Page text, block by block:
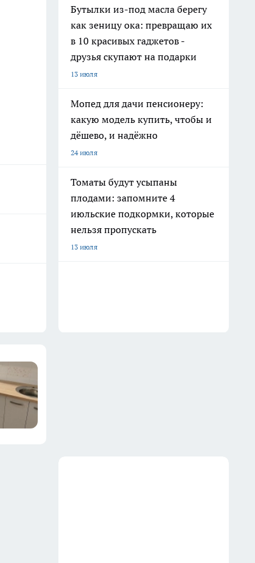
Бутылки из-под масла берегу
как зеницу ока: превращаю их
в 10 красивых гаджетов -
друзья скупают на подарки
13 июля
Мопед для дачи пенсионеру:
какую модель купить, чтобы и
дёшево, и надёжно
24 июля
Томаты будут усыпаны
плодами: запомните 4
июльские подкормки, которые
нельзя пропускать
13 июля